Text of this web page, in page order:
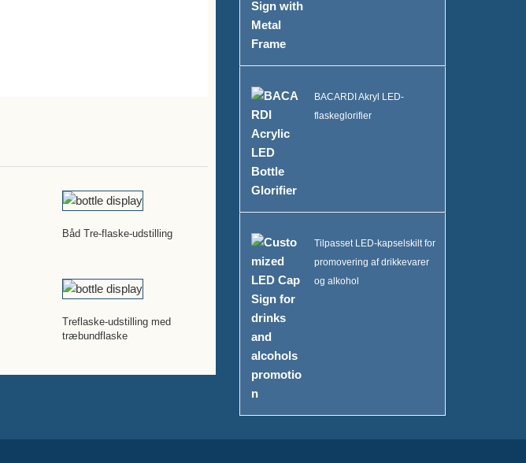
Båd Tre-flaske-udstilling
Treflaske-udstilling med
træbundflaske
BACARDI Akryl LED-
flaskeglorifier
Tilpasset LED-kapselskilt for
promovering af drikkevarer
og alkohol